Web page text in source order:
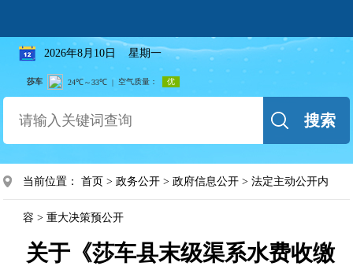
2026年8月10日 星期一
搜索
当前位置：首页 >政务公开 >政府信息公开 >法定主动公开内
容 >重大决策预公开
关于《莎车县末级渠系水费收缴